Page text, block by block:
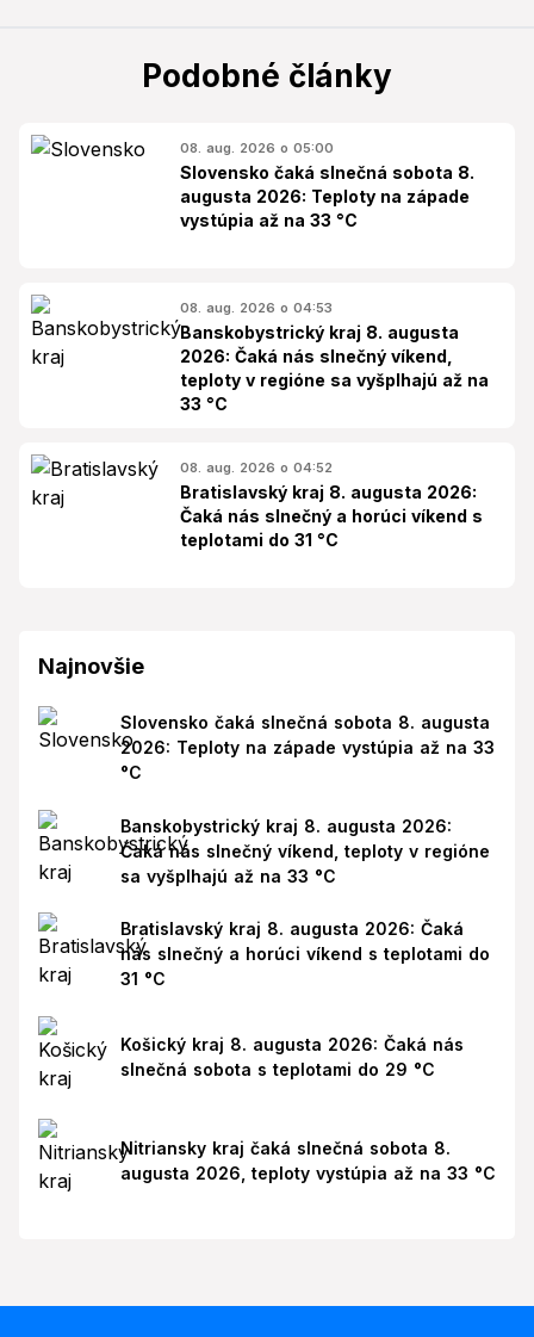
Podobné články
08. aug. 2026 o 05:00
Slovensko čaká slnečná sobota 8.
augusta 2026: Teploty na západe
vystúpia až na 33 °C
08. aug. 2026 o 04:53
Banskobystrický kraj 8. augusta
2026: Čaká nás slnečný víkend,
teploty v regióne sa vyšplhajú až na
33 °C
08. aug. 2026 o 04:52
Bratislavský kraj 8. augusta 2026:
Čaká nás slnečný a horúci víkend s
teplotami do 31 °C
Najnovšie
Slovensko čaká slnečná sobota 8. augusta
2026: Teploty na západe vystúpia až na 33
°C
Banskobystrický kraj 8. augusta 2026:
Čaká nás slnečný víkend, teploty v regióne
sa vyšplhajú až na 33 °C
Bratislavský kraj 8. augusta 2026: Čaká
nás slnečný a horúci víkend s teplotami do
31 °C
Košický kraj 8. augusta 2026: Čaká nás
slnečná sobota s teplotami do 29 °C
Nitriansky kraj čaká slnečná sobota 8.
augusta 2026, teploty vystúpia až na 33 °C